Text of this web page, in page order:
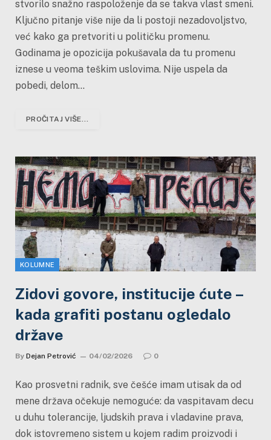
stvorilo snažno raspoloženje da se takva vlast smeni.
Ključno pitanje više nije da li postoji nezadovoljstvo,
već kako ga pretvoriti u političku promenu.
Godinama je opozicija pokušavala da tu promenu
iznese u veoma teškim uslovima. Nije uspela da
pobedi, delom…
PROČITAJ VIŠE...
KOLUMNE
Zidovi govore, institucije ćute –
kada grafiti postanu ogledalo
države
By Dejan Petrović 04/02/2026 0
Kao prosvetni radnik, sve češće imam utisak da od
mene država očekuje nemoguće: da vaspitavam decu
u duhu tolerancije, ljudskih prava i vladavine prava,
dok istovremeno sistem u kojem radim proizvodi i